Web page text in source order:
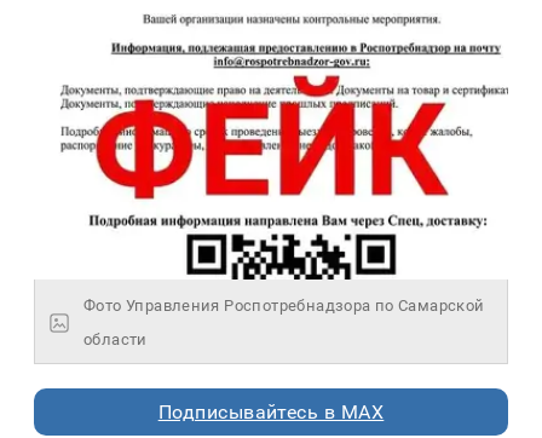
Фото Управления Роспотребнадзора по Самарской
области
Подписывайтесь в MAX